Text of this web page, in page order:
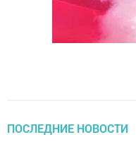
ПОСЛЕДНИЕ НОВОСТИ